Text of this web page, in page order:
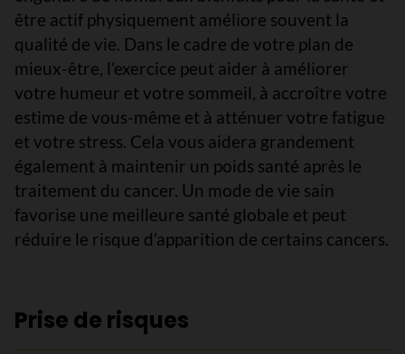
être actif physiquement améliore souvent la
qualité de vie. Dans le cadre de votre plan de
mieux-être, l’exercice peut aider à améliorer
votre humeur et votre sommeil, à accroître votre
estime de vous-même et à atténuer votre fatigue
et votre stress. Cela vous aidera grandement
également à maintenir un poids santé après le
traitement du cancer. Un mode de vie sain
favorise une meilleure santé globale et peut
réduire le risque d’apparition de certains cancers.
Prise de risques